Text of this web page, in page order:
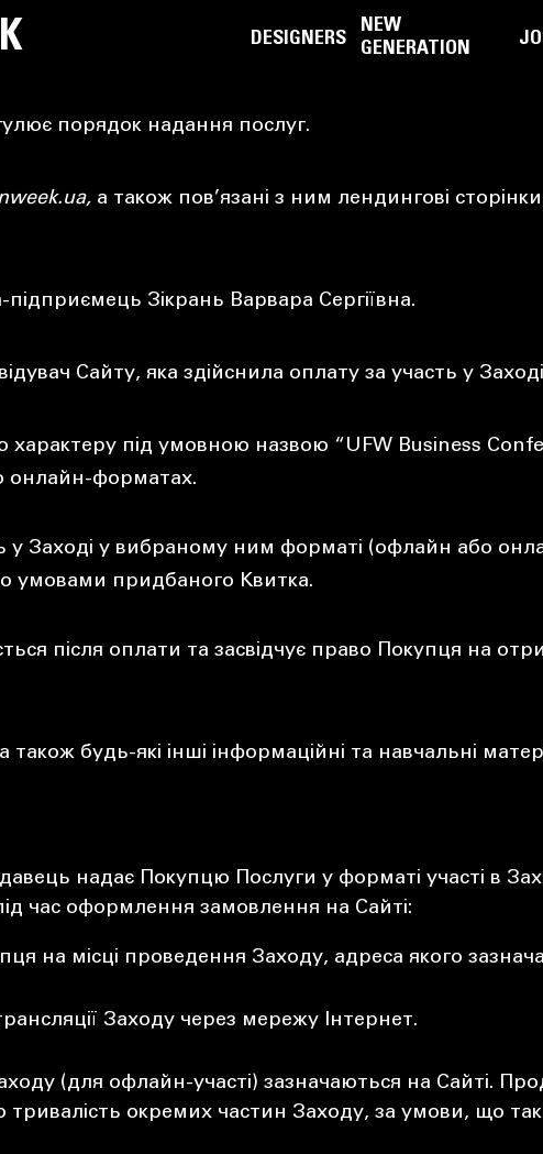
DESIGNERS
NEW
GENERATION
порядок надання послуг.
, а також пов’язані з ним лендингові
Зікрань Варвара Сергіївна.
Сайту, яка здійснила оплату за участь у
характеру під умовною назвою “UFW Business
онлайн-форматах.
Заході у вибраному ним форматі (офлайн або
умовами придбаного Квитка.
після оплати та засвідчує право Покупця на
будь-які інші інформаційні та навчальні
надає Покупцю Послуги у форматі участі в
час оформлення замовлення на Сайті:
на місці проведення Заходу, адреса якого
Заходу через мережу Інтернет.
(для офлайн-участі) зазначаються на Сайті.
окремих частин Заходу, за умови, що